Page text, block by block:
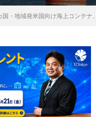
国・地域発米国向け海上コンテ